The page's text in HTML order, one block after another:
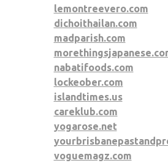
lemontreevero.com
dichoithailan.com
madparish.com
nabatifoods.com
lockeober.com
islandtimes.us
careklub.com
yogarose.net
voguemagz.com